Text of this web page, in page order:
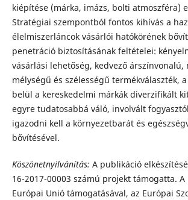
kiépítése (márka, imázs, bolti atmoszféra)
Stratégiai szempontból fontos kihívás a
élelmiszerláncok vásárlói hatókörének
penetráció biztosításának feltételei:
vásárlási lehetőség, kedvező árszínvonalú,
mélységű és szélességű termékválaszték,
belül a kereskedelmi márkák diverzifikált
egyre tudatosabbá váló, involvált
igazodni kell a környezetbarát és
bővítésével.
Köszönetnyilvánítás: A publikáció
16-2017-00003 számú projekt támogatta. A
Európai Unió támogatásával, az Európai